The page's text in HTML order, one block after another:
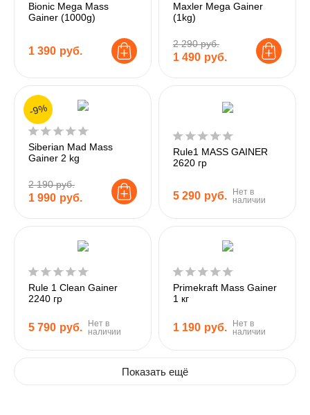
Bionic Mega Mass
Gainer (1000g)
1 390 руб.
Maxler Mega Gainer
(1kg)
2 290 руб.
1 490 руб.
Siberian Mad Mass
Gainer 2 kg
2 190 руб.
1 990 руб.
-9%
Rule1 MASS GAINER
2620 гр
5 290 руб.
Нет в
наличии
Rule 1 Clean Gainer
2240 гр
5 790 руб.
Нет в
наличии
Primekraft Mass Gainer
1 кг
1 190 руб.
Нет в
наличии
Показать ещё